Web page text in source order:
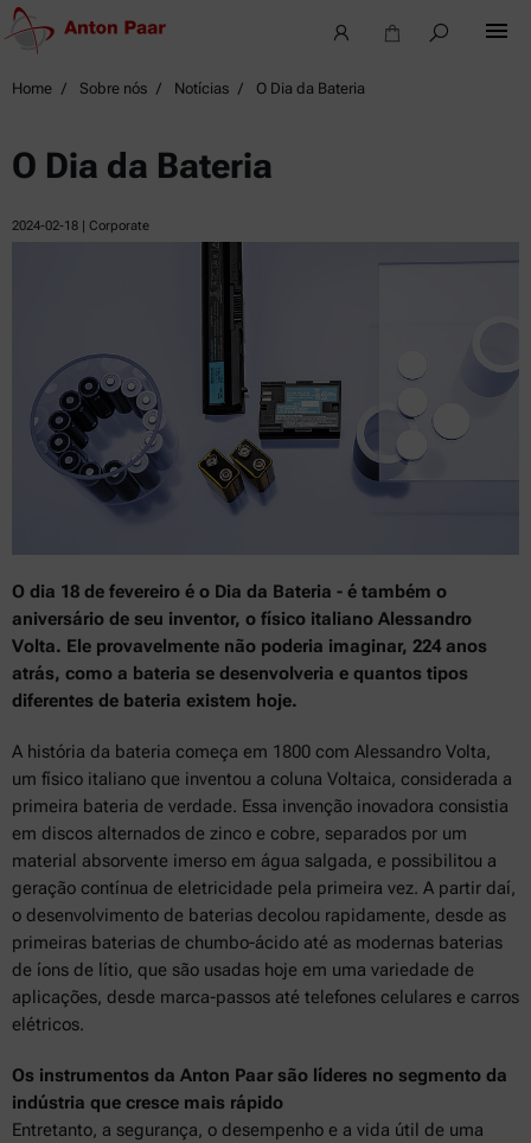
Home Sobre nós Notícias O Dia da Bateria
O Dia da Bateria
2024-02-18 | Corporate
O dia 18 de fevereiro é o Dia da Bateria - é também o
aniversário de seu inventor, o físico italiano Alessandro
Volta. Ele provavelmente não poderia imaginar, 224 anos
atrás, como a bateria se desenvolveria e quantos tipos
diferentes de bateria existem hoje.
A história da bateria começa em 1800 com Alessandro Volta,
um físico italiano que inventou a coluna Voltaica, considerada a
primeira bateria de verdade. Essa invenção inovadora consistia
em discos alternados de zinco e cobre, separados por um
material absorvente imerso em água salgada, e possibilitou a
geração contínua de eletricidade pela primeira vez. A partir daí,
o desenvolvimento de baterias decolou rapidamente, desde as
primeiras baterias de chumbo-ácido até as modernas baterias
de íons de lítio, que são usadas hoje em uma variedade de
aplicações, desde marca-passos até telefones celulares e carros
elétricos.
Os instrumentos da Anton Paar são líderes no segmento da
indústria que cresce mais rápido
Entretanto, a segurança, o desempenho e a vida útil de uma